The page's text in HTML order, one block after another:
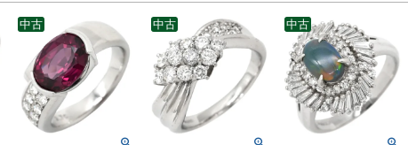
中古 中古 中古